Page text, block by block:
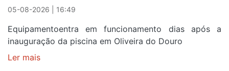
reforço
05-08-2026 | 16:49
Equipamentoentra em funcionamento dias após a
inauguração da piscina em Oliveira do Douro
Ler mais